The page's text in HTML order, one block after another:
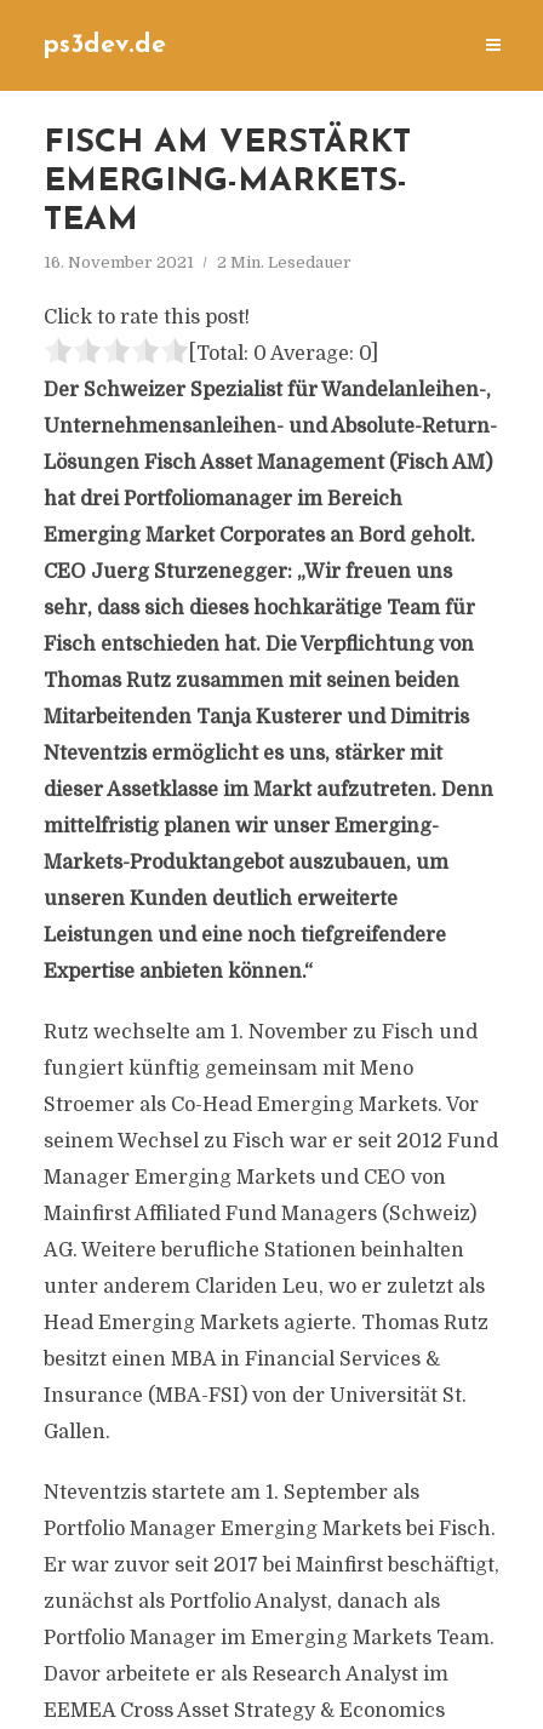
ps3dev.de
FISCH AM VERSTÄRKT
EMERGING-MARKETS-
TEAM
16. November 2021 2 Min. Lesedauer
Click to rate this post!
[Total: 0 Average: 0]
Der Schweizer Spezialist für Wandelanleihen-,
Unternehmensanleihen- und Absolute-Return-
Lösungen Fisch Asset Management (Fisch AM)
hat drei Portfoliomanager im Bereich
Emerging Market Corporates an Bord geholt.
CEO Juerg Sturzenegger: „Wir freuen uns
sehr, dass sich dieses hochkarätige Team für
Fisch entschieden hat. Die Verpflichtung von
Thomas Rutz zusammen mit seinen beiden
Mitarbeitenden Tanja Kusterer und Dimitris
Nteventzis ermöglicht es uns, stärker mit
dieser Assetklasse im Markt aufzutreten. Denn
mittelfristig planen wir unser Emerging-
Markets-Produktangebot auszubauen, um
unseren Kunden deutlich erweiterte
Leistungen und eine noch tiefgreifendere
Expertise anbieten können.“
Rutz wechselte am 1. November zu Fisch und
fungiert künftig gemeinsam mit Meno
Stroemer als Co-Head Emerging Markets. Vor
seinem Wechsel zu Fisch war er seit 2012 Fund
Manager Emerging Markets und CEO von
Mainfirst Affiliated Fund Managers (Schweiz)
AG. Weitere berufliche Stationen beinhalten
unter anderem Clariden Leu, wo er zuletzt als
Head Emerging Markets agierte. Thomas Rutz
besitzt einen MBA in Financial Services &
Insurance (MBA-FSI) von der Universität St.
Gallen.
Nteventzis startete am 1. September als
Portfolio Manager Emerging Markets bei Fisch.
Er war zuvor seit 2017 bei Mainfirst beschäftigt,
zunächst als Portfolio Analyst, danach als
Portfolio Manager im Emerging Markets Team.
Davor arbeitete er als Research Analyst im
EEMEA Cross Asset Strategy & Economics